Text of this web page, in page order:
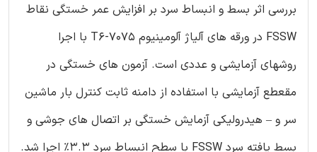
بررسی اثر بسط و انبساط سرد بر افزایش عمر خستگی نقاط
FSSW در ورقه های آلیاژ آلومینیوم 7075-T6 با اجرا
روشهای آزمایشی و عددی است. آزمون های خستگی در
مقعطع آزمایشی با استفاده از دامنه ثابت کنترل بار ماشین
سر و – هیدرولیکی آزمایش خستگی بر اتصال های جوشی و
بسط یافته سرد FSSW با سطح انبساط سرد 3.3% اجرا شد.